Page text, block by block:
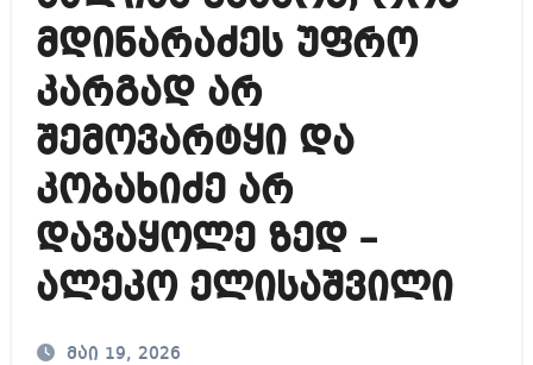
მდინარაძეს უფრო
კარგად არ
შემოვარტყი და
კობახიძე არ
დავაყოლე ზედ –
ალეკო ელისაშვილი
მაი 19, 2026